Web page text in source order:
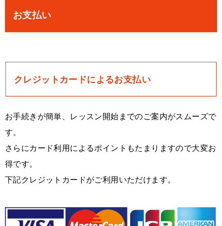
お支払い
クレジットカードによるお支払い
お手続きが簡単、レッスン開始までのご案内がスムーズで
す。
さらにカード利用によるポイントもたまりますので大変お
得です。
下記クレジットカードがご利用いただけます。